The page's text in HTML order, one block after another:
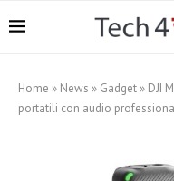
Home » News » Gadget » DJI
portatili con audio